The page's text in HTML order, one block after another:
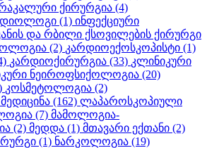
ქირურგია (4)
(1) ინფექციური
და რბილი ქსოვილების ქირურგი
(2) კარდიოექოსკოპისტი (1)
კარდიოქირურგია (33) კლინიკური
ნეიროფსიქოლოგია (20)
კოსმეტოლოგია (2)
(162) ლაპაროსკოპიული
(7) მამოლოგია-
(2) მედდა (1) მთავარი ექთანი (2)
(1) ნარკოლოგია (19)